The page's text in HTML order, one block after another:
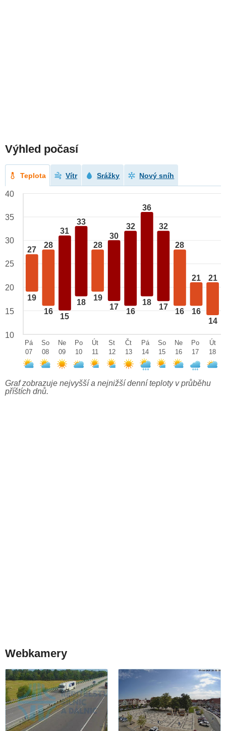
Výhled počasí
Teplota Vítr Srážky Nový sníh
27
19
28
16
31
15
33
18
28
19
30
17
32
16
36
18
32
17
28
16
21
16
21
14
40
35
30
25
20
15
10
Pá
07
So
08
Ne
09
Po
10
Út
11
St
12
Čt
13
Pá
14
So
15
Ne
16
Po
17
Út
18
Graf zobrazuje nejvyšší a nejnižší denní teploty v průběhu
příštích dnů.
Webkamery